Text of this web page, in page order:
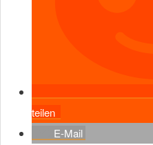
teilen
E-Mail